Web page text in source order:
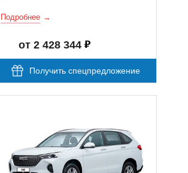
Подробнее
от 2 428 344
Получить спецпредложение